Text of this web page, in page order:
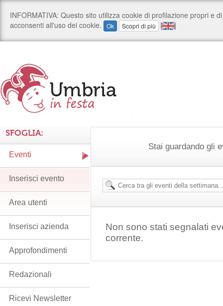
Stai guardando gli
Non sono stati segnalati
corrente.
SFOGLIA:
Eventi
Inserisci evento
Area utenti
Inserisci azienda
Approfondimenti
Redazionali
Ricevi Newsletter